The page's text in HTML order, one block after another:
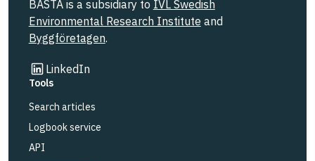
BASTA is a subsidiary to IVL Swedish
Environmental Research Institute and
Byggföretagen.
LinkedIn
Link to other website
Tools
Search articles
Logbook service
API